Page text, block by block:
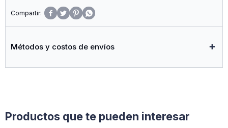
   
Métodos y costos de envíos
Productos que te pueden interesar